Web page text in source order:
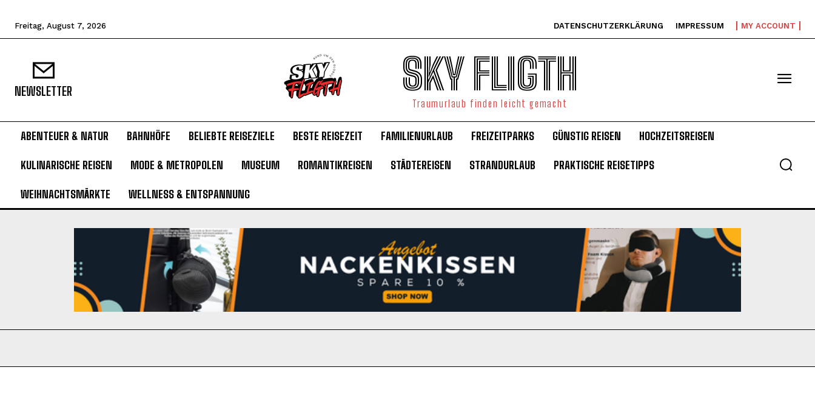
Freitag, August 7, 2026 DATENSCHUTZERKLÄRUNG IMPRESSUM MY ACCOUNT
NEWSLETTER SKY FLIGTH
Traumurlaub finden leicht gemacht
ABENTEUER & NATUR BAHNHÖFE BELIEBTE REISEZIELE BESTE REISEZEIT FAMILIENURLAUB FREIZEITPARKS GÜNSTIG REISEN HOCHZEITSREISEN
KULINARISCHE REISEN MODE & METROPOLEN MUSEUM ROMANTIKREISEN STÄDTEREISEN STRANDURLAUB PRAKTISCHE REISETIPPS
WEIHNACHTSMÄRKTE WELLNESS & ENTSPANNUNG